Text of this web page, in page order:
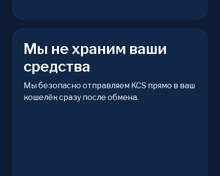
Мы не храним ваши
средства
Мы безопасно отправляем KCS прямо в ваш
кошелёк сразу после обмена.